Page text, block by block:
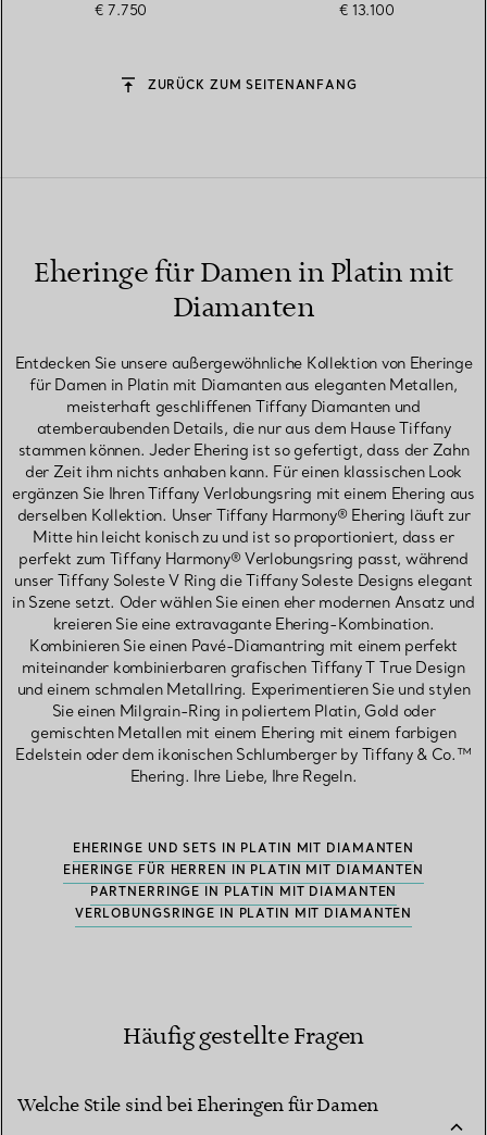
€ 7.750
€ 13.100
ZURÜCK ZUM SEITENANFANG
Eheringe für Damen in Platin mit
Diamanten
Entdecken Sie unsere außergewöhnliche Kollektion von Eheringe
für Damen in Platin mit Diamanten aus eleganten Metallen,
meisterhaft geschliffenen Tiffany Diamanten und
atemberaubenden Details, die nur aus dem Hause Tiffany
stammen können. Jeder Ehering ist so gefertigt, dass der Zahn
der Zeit ihm nichts anhaben kann. Für einen klassischen Look
ergänzen Sie Ihren Tiffany Verlobungsring mit einem Ehering aus
derselben Kollektion. Unser Tiffany Harmony® Ehering läuft zur
Mitte hin leicht konisch zu und ist so proportioniert, dass er
perfekt zum Tiffany Harmony® Verlobungsring passt, während
unser Tiffany Soleste V Ring die Tiffany Soleste Designs elegant
in Szene setzt. Oder wählen Sie einen eher modernen Ansatz und
kreieren Sie eine extravagante Ehering-Kombination.
Kombinieren Sie einen Pavé-Diamantring mit einem perfekt
miteinander kombinierbaren grafischen Tiffany T True Design
und einem schmalen Metallring. Experimentieren Sie und stylen
Sie einen Milgrain-Ring in poliertem Platin, Gold oder
gemischten Metallen mit einem Ehering mit einem farbigen
Edelstein oder dem ikonischen Schlumberger by Tiffany & Co.™
Ehering. Ihre Liebe, Ihre Regeln.
EHERINGE UND SETS IN PLATIN MIT DIAMANTEN
EHERINGE FÜR HERREN IN PLATIN MIT DIAMANTEN
PARTNERRINGE IN PLATIN MIT DIAMANTEN
VERLOBUNGSRINGE IN PLATIN MIT DIAMANTEN
Häufig gestellte Fragen
Welche Stile sind bei Eheringen für Damen